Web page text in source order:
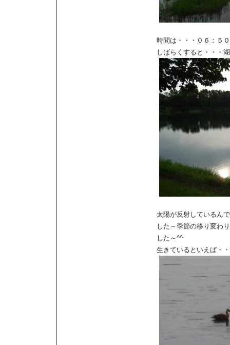
時間は・・・０６：５
しばらくすると・・・
太陽が反射しているん
した～季節の移り変わ
した～^^
生きているといえば・